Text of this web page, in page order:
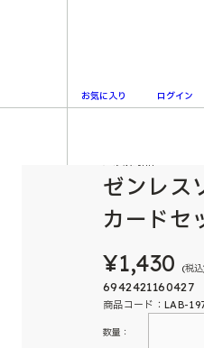
お気に入り ログイン
セット 対ホロウ６課月城柳（フ
ゼンレ
カードセ
¥1,430 (税
6942421160427
商品コード：LAB-
数量：